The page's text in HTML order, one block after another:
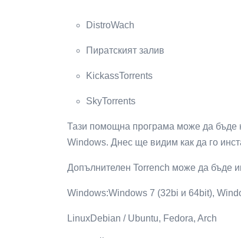
DistroWach
Пиратският залив
KickassTorrents
SkyTorrents
Тази помощна програма може да бъде
Windows. Днес ще видим как да го
Допълнителен Torrench може да бъде
Windows:Windows 7 (32bi и 64bit),
LinuxDebian / Ubuntu, Fedora, Arch